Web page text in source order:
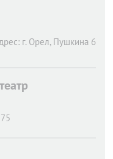
г. Орел, Пушкина 6